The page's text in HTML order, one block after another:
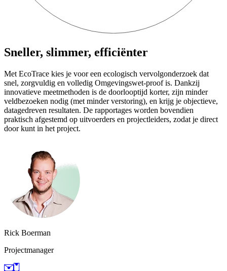
Sneller, slimmer, efficiënter
Met EcoTrace kies je voor een ecologisch vervolgonderzoek dat
snel, zorgvuldig en volledig Omgevingswet-proof is. Dankzij
innovatieve meetmethoden is de doorlooptijd korter, zijn minder
veldbezoeken nodig (met minder verstoring), en krijg je objectieve,
datagedreven resultaten. De rapportages worden bovendien
praktisch afgestemd op uitvoerders en projectleiders, zodat je direct
door kunt in het project.
Rick Boerman
Projectmanager